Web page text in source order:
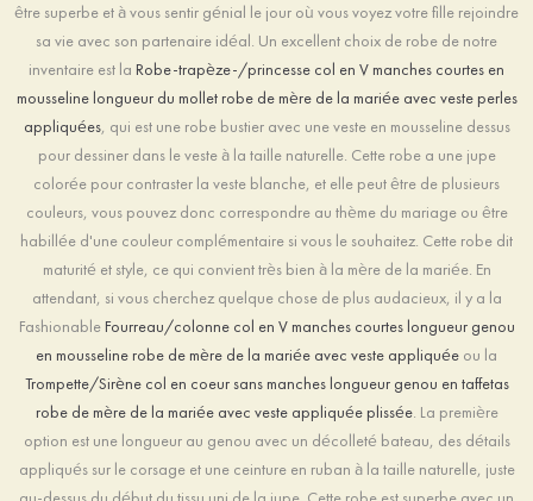
être superbe et à vous sentir génial le jour où vous voyez votre fille rejoindre
sa vie avec son partenaire idéal. Un excellent choix de robe de notre
inventaire est la Robe-trapèze-/princesse col en V manches courtes en
mousseline longueur du mollet robe de mère de la mariée avec veste perles
appliquées, qui est une robe bustier avec une veste en mousseline dessus
pour dessiner dans le veste à la taille naturelle. Cette robe a une jupe
colorée pour contraster la veste blanche, et elle peut être de plusieurs
couleurs, vous pouvez donc correspondre au thème du mariage ou être
habillée d'une couleur complémentaire si vous le souhaitez. Cette robe dit
maturité et style, ce qui convient très bien à la mère de la mariée. En
attendant, si vous cherchez quelque chose de plus audacieux, il y a la
Fashionable Fourreau/colonne col en V manches courtes longueur genou
en mousseline robe de mère de la mariée avec veste appliquée ou la
Trompette/Sirène col en coeur sans manches longueur genou en taffetas
robe de mère de la mariée avec veste appliquée plissée. La première
option est une longueur au genou avec un décolleté bateau, des détails
appliqués sur le corsage et une ceinture en ruban à la taille naturelle, juste